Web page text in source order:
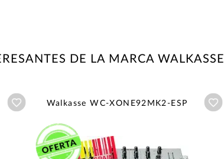
DE LA MARCA WALKASSE
Añadir a wishlist
Walkasse WC-XONE92MK2-ESP